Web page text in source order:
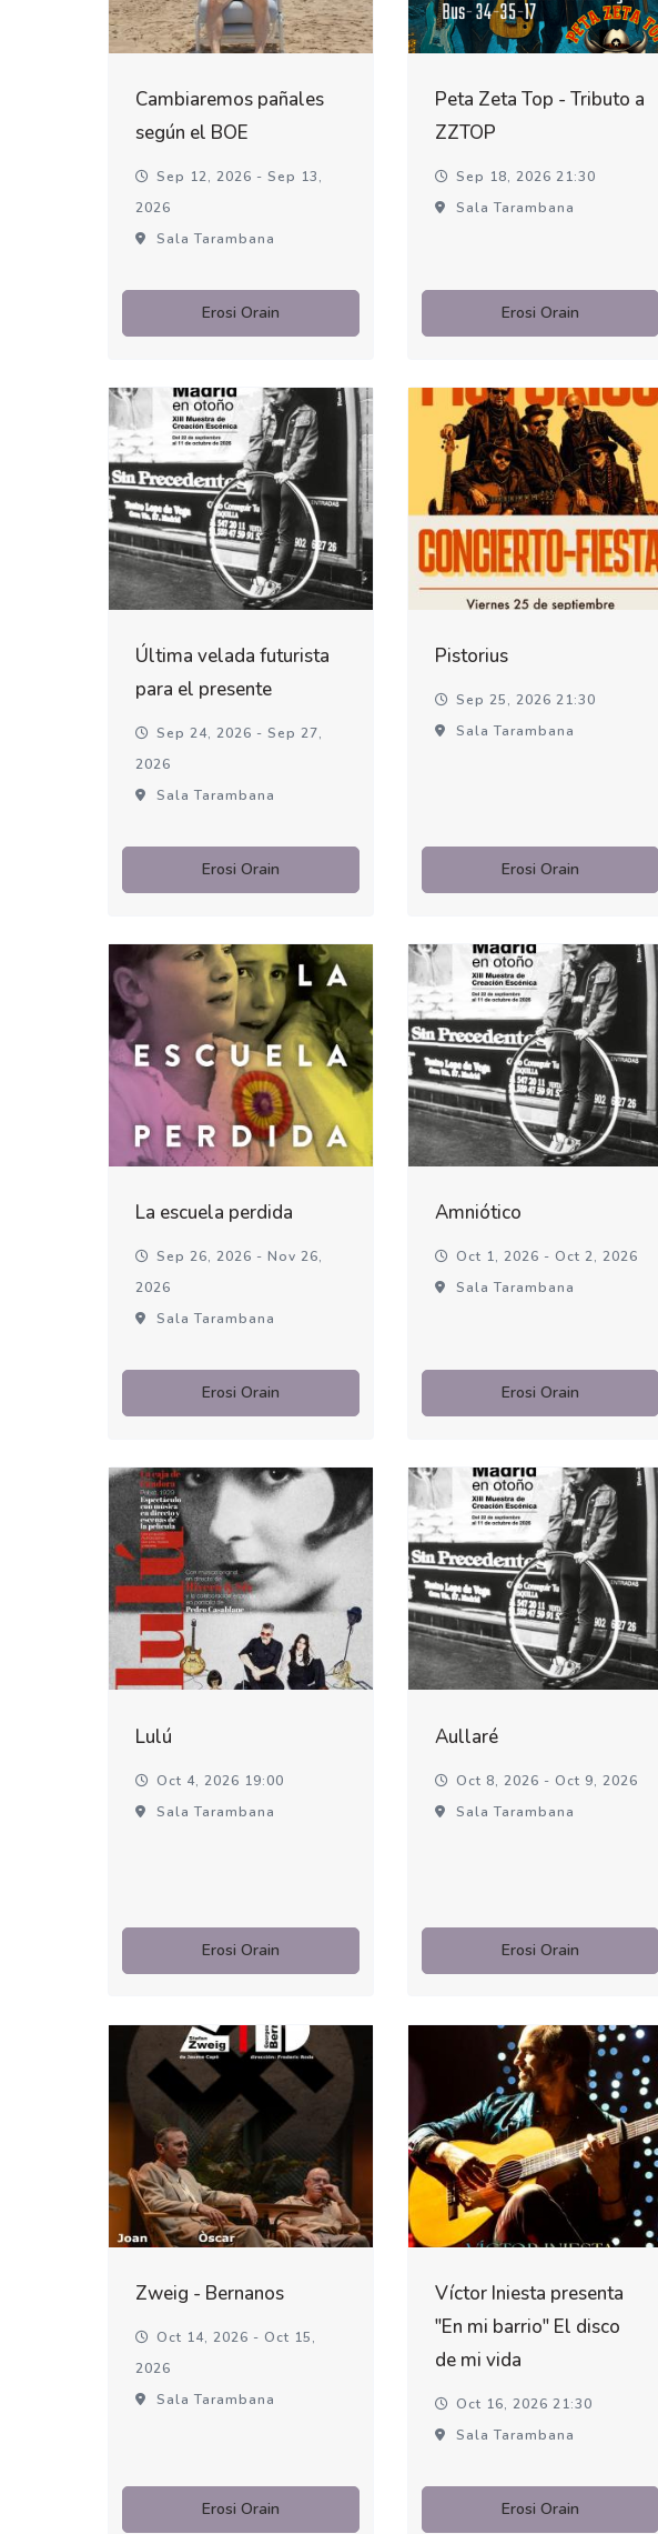
Cambiaremos pañales
según el BOE
Sep 12, 2026 - Sep 13,
2026
Sala Tarambana
Erosi Orain
Peta Zeta Top - Tributo a
ZZTOP
Sep 18, 2026 21:30
Sala Tarambana
Erosi Orain
Última velada futurista
para el presente
Sep 24, 2026 - Sep 27,
2026
Sala Tarambana
Erosi Orain
Pistorius
Sep 25, 2026 21:30
Sala Tarambana
Erosi Orain
La escuela perdida
Sep 26, 2026 - Nov 26,
2026
Sala Tarambana
Erosi Orain
Amniótico
Oct 1, 2026 - Oct 2, 2026
Sala Tarambana
Erosi Orain
Lulú
Oct 4, 2026 19:00
Sala Tarambana
Erosi Orain
Aullaré
Oct 8, 2026 - Oct 9, 2026
Sala Tarambana
Erosi Orain
Zweig - Bernanos
Oct 14, 2026 - Oct 15,
2026
Sala Tarambana
Erosi Orain
Víctor Iniesta presenta
"En mi barrio" El disco
de mi vida
Oct 16, 2026 21:30
Sala Tarambana
Erosi Orain